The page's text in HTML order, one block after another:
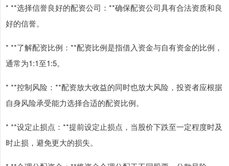
* **选择信誉良好的配资公司：**确保配资公司具有合法资质和良
好的信誉。
* **了解配资比例：**配资比例是指借入资金与自有资金的比例，
通常为1:1至1:5。
* **控制风险：**配资放大收益的同时也放大风险，投资者应根据
自身风险承受能力选择合适的配资比例。
* **设定止损点：**提前设定止损点，当股价下跌至一定程度时及
时止损，避免更大的损失。